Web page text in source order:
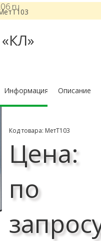
Информация Описание
Код товара: МетТ103
Цена:
по